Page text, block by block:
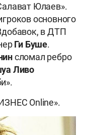
Юлаев».
основного
в ДТП
Ги Буше.
сломал ребро
Ливо
Online».